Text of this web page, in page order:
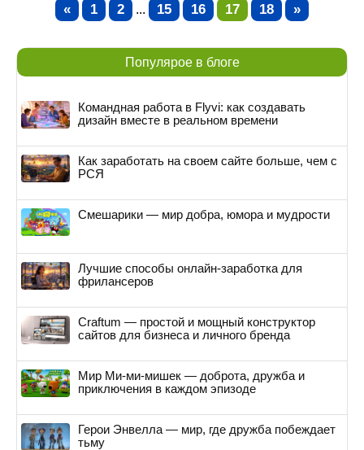
« 1 2 ... 15 16 17 18 »
Популярое в блоге
Командная работа в Flyvi: как создавать
дизайн вместе в реальном времени
Как заработать на своем сайте больше, чем с
РСЯ
Смешарики — мир добра, юмора и мудрости
Лучшие способы онлайн-заработка для
фрилансеров
Craftum — простой и мощный конструктор
сайтов для бизнеса и личного бренда
Мир Ми-ми-мишек — доброта, дружба и
приключения в каждом эпизоде
Герои Энвелла — мир, где дружба побеждает
тьму